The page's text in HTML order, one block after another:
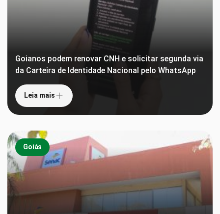
Goianos podem renovar CNH e solicitar segunda via
da Carteira de Identidade Nacional pelo WhatsApp
Leia mais
Goiás